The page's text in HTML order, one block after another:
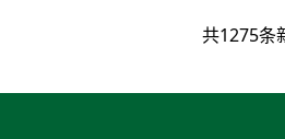
共1275条